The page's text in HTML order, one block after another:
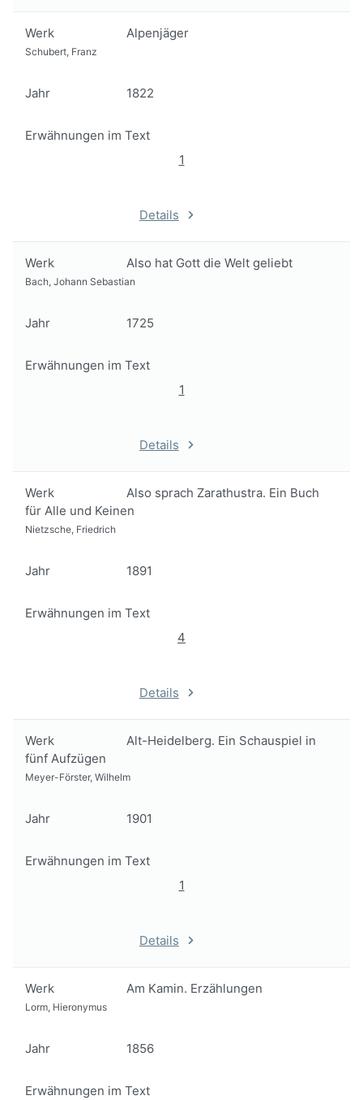
Werk Alpenjäger
Schubert, Franz
Jahr 1822
Erwähnungen im Text
1
Details
Werk Also hat Gott die Welt geliebt
Bach, Johann Sebastian
Jahr 1725
Erwähnungen im Text
1
Details
Werk
Also sprach Zarathustra. Ein Buch
für Alle und Keinen
Nietzsche, Friedrich
Jahr 1891
Erwähnungen im Text
4
Details
Werk
Alt-Heidelberg. Ein Schauspiel in
fünf Aufzügen
Meyer-Förster, Wilhelm
Jahr 1901
Erwähnungen im Text
1
Details
Werk Am Kamin. Erzählungen
Lorm, Hieronymus
Jahr 1856
Erwähnungen im Text